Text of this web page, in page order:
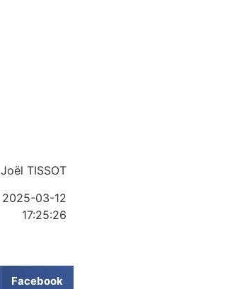
Joël TISSOT
2025-03-12
17:25:26
Facebook